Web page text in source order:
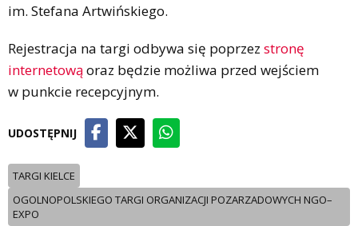
im. Stefana Artwińskiego.
Rejestracja na targi odbywa się poprzez stronę
internetową oraz będzie możliwa przed wejściem
w punkcie recepcyjnym.
UDOSTĘPNIJ
TARGI KIELCE
OGOLNOPOLSKIEGO TARGI ORGANIZACJI POZARZADOWYCH NGO–
EXPO